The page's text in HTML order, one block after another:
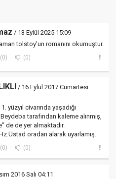
/ 13 Eylül 2025 15:09
tolstoy'un romanını okumuştur.
(0) (0)
/ 16 Eylül 2017 Cumartesi
yüzyıl civarında yaşadığı
tarafından kaleme alınmış,
de de yer almaktadır.
oradan alarak uyarlamış.
(0) (0)
2016 Salı 04:11